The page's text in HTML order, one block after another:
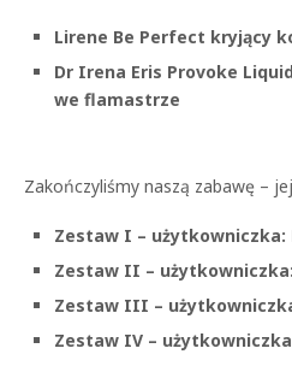
Lirene Be Perfect kryjący
Dr Irena Eris Provoke
we flamastrze
Zakończyliśmy naszą zabawę –
Zestaw I – użytkowniczka:
Zestaw II –
Zestaw III –
Zestaw IV –